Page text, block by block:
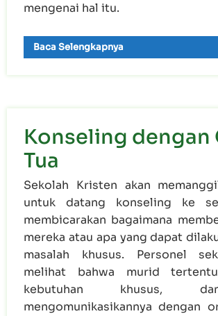
mengenai hal itu.
Baca Selengkapnya
Konseling dengan
Tua
Sekolah Kristen akan
untuk datang konseling ke
membicarakan bagaimana
mereka atau apa yang dapat
masalah khusus. Personel
melihat bahwa murid
kebutuhan khusus,
mengomunikasikannya dengan